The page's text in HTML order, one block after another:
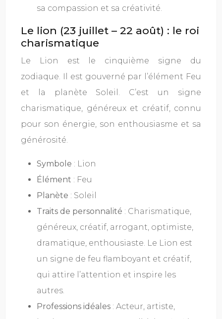
sa compassion et sa créativité.
Le lion (23 juillet – 22 août) : le roi
charismatique
Le Lion est le cinquième signe du
zodiaque. Il est gouverné par l’élément Feu
et la planète Soleil. C’est un signe
charismatique, généreux et créatif, connu
pour son énergie, son enthousiasme et sa
générosité.
Symbole : Lion
Élément : Feu
Planète : Soleil
Traits de personnalité : Charismatique,
généreux, créatif, arrogant, optimiste,
dramatique, enthousiaste. Le Lion est
un signe de feu flamboyant et créatif,
qui attire l’attention et inspire les
autres.
Professions idéales : Acteur, artiste,